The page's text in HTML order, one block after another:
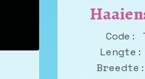
Code:
Lengte:
Breedte: